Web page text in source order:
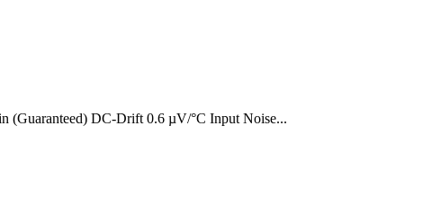
(Guaranteed) DC-Drift 0.6 µV/°C Input Noise...